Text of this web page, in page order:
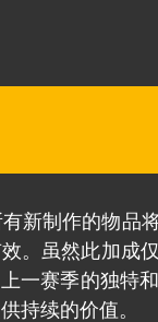
新制作的物品
。虽然此加成
一赛季的独特
持续的价值。